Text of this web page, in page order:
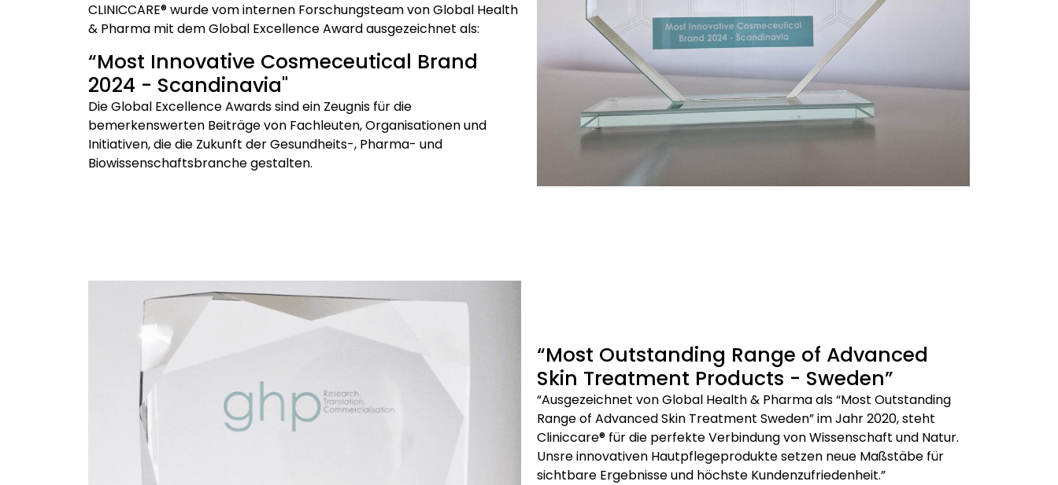
CLINICCARE® wurde vom internen Forschungsteam von Global Health
& Pharma mit dem Global Excellence Award ausgezeichnet als:
“Most Innovative Cosmeceutical Brand
2024 - Scandinavia"
Die Global Excellence Awards sind ein Zeugnis für die
bemerkenswerten Beiträge von Fachleuten, Organisationen und
Initiativen, die die Zukunft der Gesundheits-, Pharma- und
Biowissenschaftsbranche gestalten.
“Most Outstanding Range of Advanced
Skin Treatment Products - Sweden”
“Ausgezeichnet von Global Health & Pharma als “Most Outstanding
Range of Advanced Skin Treatment Sweden” im Jahr 2020, steht
Cliniccare® für die perfekte Verbindung von Wissenschaft und Natur.
Unsre innovativen Hautpflegeprodukte setzen neue Maßstäbe für
sichtbare Ergebnisse und höchste Kundenzufriedenheit.”